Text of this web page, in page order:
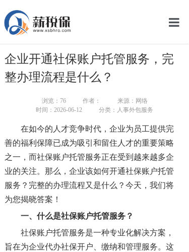
网
企业开通社保账户托管服务，完
整办理流程是什么？
浏览： 76 作者：
来源：网络
时间：2026-06-12
分类：人事外包服务
在如今的人才竞争时代，企业为员工提供完
善的福利保障已成为吸引和留住人才的重要策略
之一，而社保账户托管服务正在受到越来越多企
业的关注。那么，企业该如何开通社保账户托管
服务？完整的办理流程又是什么？今天，我们将
为您揭晓答案！
一、什么是社保账户托管服务？
社保账户托管服务是一种专业化解决方案，
旨在为企业代办社保开户、缴纳和管理服务。这